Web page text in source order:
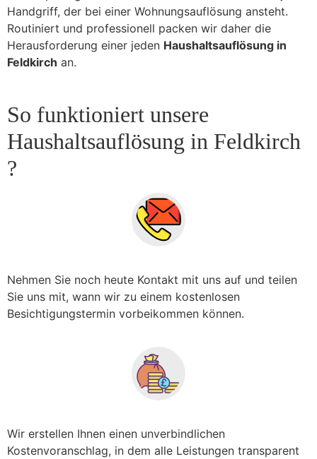
Handgriff, der bei einer Wohnungsauflösung ansteht.
Routiniert und professionell packen wir daher die
Herausforderung einer jeden Haushaltsauflösung in
Feldkirch an.
So funktioniert unsere
Haushaltsauflösung in Feldkirch
?
Nehmen Sie noch heute Kontakt mit uns auf und teilen
Sie uns mit, wann wir zu einem kostenlosen
Besichtigungstermin vorbeikommen können.
Wir erstellen Ihnen einen unverbindlichen
Kostenvoranschlag, in dem alle Leistungen transparent